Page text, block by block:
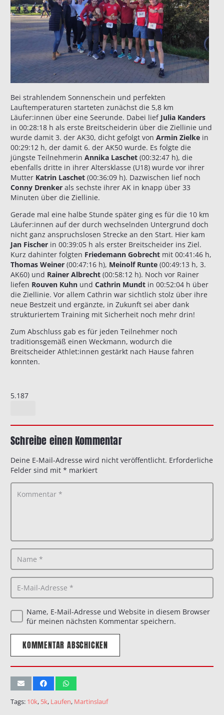
Bei strahlendem Sonnenschein und perfekten
Lauftemperaturen starteten zunächst die 5,8 km
Läufer:innen über eine Seerunde. Dabei lief Julia Kanders
in 00:28:18 h als erste Breitscheiderin über die Ziellinie und
wurde damit 3. der AK30, dicht gefolgt von Armin Zielke in
00:29:12 h, der damit 6. der AK50 wurde. Es folgte die
jüngste Teilnehmerin Annika Laschet (00:32:47 h), die
ebenfalls dritte in ihrer Altersklasse (U18) wurde vor ihrer
Mutter Katrin Laschet (00:36:09 h). Dazwischen lief noch
Conny Drenker als sechste ihrer AK in knapp über 33
Minuten über die Ziellinie.
Gerade mal eine halbe Stunde später ging es für die 10 km
Läufer:innen auf der durch wechselnden Untergrund doch
nicht ganz anspruchslosen Strecke an den Start. Hier kam
Jan Fischer in 00:39:05 h als erster Breitscheider ins Ziel.
Kurz dahinter folgten Friedemann Gobrecht mit 00:41:46 h,
Thomas Weiner (00:47:16 h), Meinolf Runte (00:49:13 h, 3.
AK60) und Rainer Albrecht (00:58:12 h). Noch vor Rainer
liefen Rouven Kuhn und Cathrin Mundt in 00:52:04 h über
die Ziellinie. Vor allem Cathrin war sichtlich stolz über ihre
neue Bestzeit und ergänzte, in Zukunft sei aber dank
strukturiertem Training mit Sicherheit noch mehr drin!
Zum Abschluss gab es für jeden Teilnehmer noch
traditionsgemäß einen Weckmann, wodurch die
Breitscheider Athlet:innen gestärkt nach Hause fahren
konnten.
5.187
Schreibe einen Kommentar
Deine E-Mail-Adresse wird nicht veröffentlicht. Erforderliche
Felder sind mit * markiert
Name, E-Mail-Adresse und Website in diesem Browser
für meinen nächsten Kommentar speichern.
KOMMENTAR ABSCHICKEN
Tags: 10k, 5k, Laufen, Martinslauf